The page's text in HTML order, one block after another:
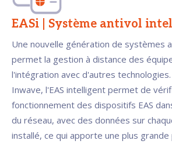
EASi | Système antivol
Une nouvelle génération de systèmes
permet la gestion à distance des
l'intégration avec d'autres
Inwave, l'EAS intelligent permet de
fonctionnement des dispositifs EAS
du réseau, avec des données sur
installé, ce qui apporte une plus